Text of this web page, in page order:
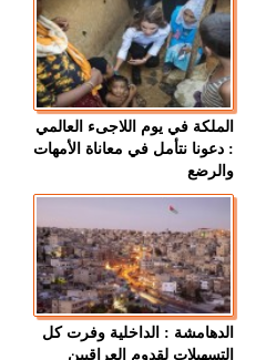
الملكة في يوم اللاجىء العالمي
: دعونا نتأمل في معاناة الأمهات
والرضع
الدهامشة : الداخلية وفرت كل
التسهيلات لقدوم العراقيين